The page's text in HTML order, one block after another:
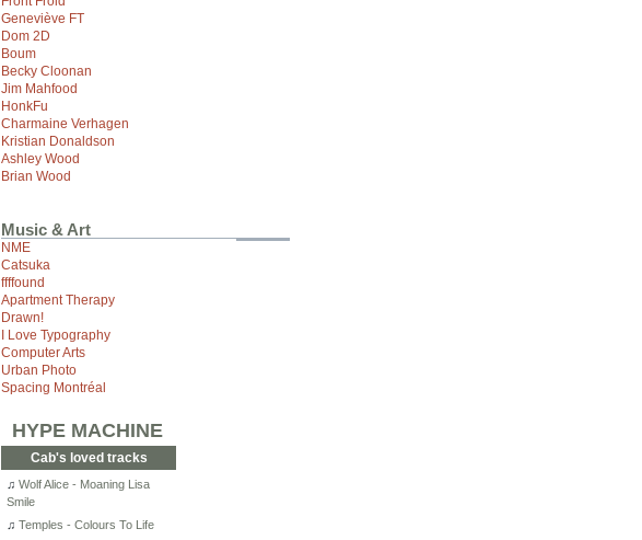
Geneviève FT
Dom 2D
Boum
Becky Cloonan
Jim Mahfood
HonkFu
Charmaine Verhagen
Kristian Donaldson
Ashley Wood
Brian Wood
Music & Art
NME
Catsuka
ffffound
Apartment Therapy
Drawn!
I Love Typography
Computer Arts
Urban Photo
Spacing Montréal
HYPE MACHINE
Cab's loved tracks
♫ Wolf Alice - Moaning Lisa
Smile
♫ Temples - Colours To Life